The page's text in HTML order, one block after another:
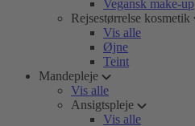
Vegansk make-up
Rejsestørrelse kosmetik
Vis alle
Øjne
Teint
Mandepleje
Vis alle
Ansigtspleje
Vis alle